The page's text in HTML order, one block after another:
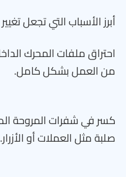
أبرز الأسباب التي تجعل
احتراق ملفات المحرك
من العمل بشكل كامل.
كسر في شفرات المروحة
صلبة مثل العملات أو الأزرار.